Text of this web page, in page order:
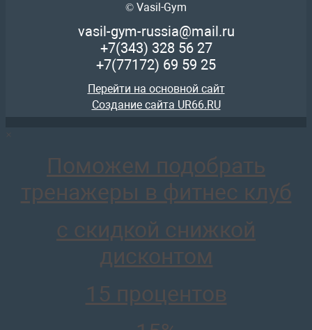
ARMS010 Турник sportsman
отложить
ARMS070 Маятник
© Vasil-Gym
vasil-gym-russia@mail.ru
+7(343) 328 56 27
+7(77172) 69 59 25
Перейти на основной сайт
Создание сайта UR66.RU
×
Поможем подобрать
тренажеры в фитнес клуб
с скидкой снижкой
дисконтом
15 процентов